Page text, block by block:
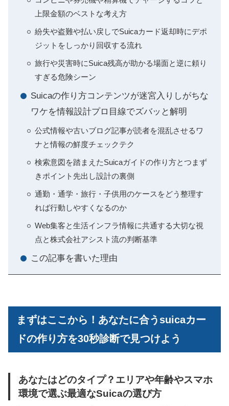
上限金額のベストな考え方
紛失や盗難や払い戻しでSuicaカード返却時にデポ
ジットをしっかり回収する流れ
旅行や災害時にSuica残高が助かる場面と逆に頼り
すぎる危険シーン
Suicaの作り方コンテンツが迷宮入りしがちな
ワケを情報設計プロ目線でズバッと解明
公式情報や古いブログ記事が読者を混乱させるワ
ナと情報の鮮度チェックテク
検索意図を踏まえたSuicaガイドの作り方とつまず
きポイント先出し設計の裏側
通勤・通学・旅行・子供用のケースをどう整理す
れば行動しやすくなるのか
Web集客と生活インフラ情報に共通する大切な視
点と株式会社アシスト流の判断基準
この記事を書いた理由
まずはここから！あなたに合うsuicaカー
ドの作り方を30秒診断で見つけよう
あなたはどのタイプ？エリアや年齢やスマホ
環境で選ぶ最適なSuicaの選び方